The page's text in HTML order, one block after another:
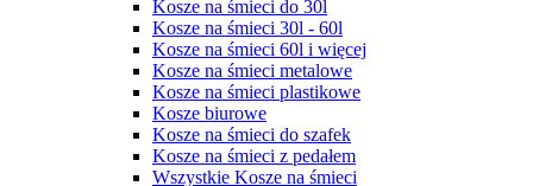
Kosze na śmieci do 30l
Kosze na śmieci 30l - 60l
Kosze na śmieci 60l i więcej
Kosze na śmieci metalowe
Kosze na śmieci plastikowe
Kosze biurowe
Kosze na śmieci do szafek
Kosze na śmieci z pedałem
Wszystkie Kosze na śmieci